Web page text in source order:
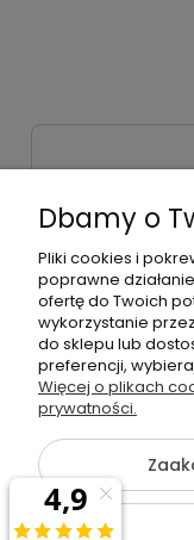
ul. Bieżanowska
30-812 Kraków
Dane firmy
Radosław Bielik
Kraków, 30-823
ul. Muzyków 6
NIP: 679-251-
REGON:
©2026
Dbamy o
Pliki cookies i
poprawne
ofertę do Twoich
wykorzystanie
do sklepu lub
preferencji,
Więcej o plikach
prywatności.